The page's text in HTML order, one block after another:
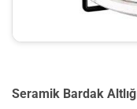
Seramik Bardak